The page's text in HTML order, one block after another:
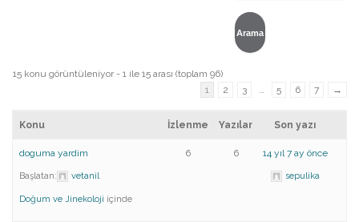
15 konu görüntüleniyor - 1 ile 15 arası (toplam 96)
1
2 3 … 5 6 7 →
Konu İzlenme Yazılar Son yazı
doguma yardim
Başlatan: vetanil
Doğum ve Jinekoloji içinde
6 6 14 yıl 7 ay önce
sepulika